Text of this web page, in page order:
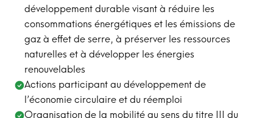
développement durable visant à réduire les
consommations énergétiques et les émissions de
gaz à effet de serre, à préserver les ressources
naturelles et à développer les énergies
renouvelables
Actions participant au développement de
l’économie circulaire et du réemploi
Organisation de la mobilité au sens du titre III du